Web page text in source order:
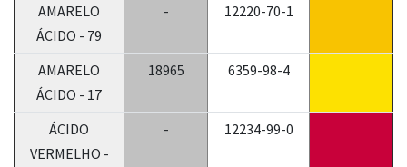
AMARELO
ÁCIDO - 79
- 12220-70-1
AMARELO
ÁCIDO - 17
18965 6359-98-4
ÁCIDO
VERMELHO -
- 12234-99-0